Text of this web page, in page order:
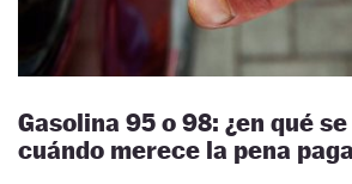
Gasolina 95 o 98: ¿en qué
cuándo merece la pena